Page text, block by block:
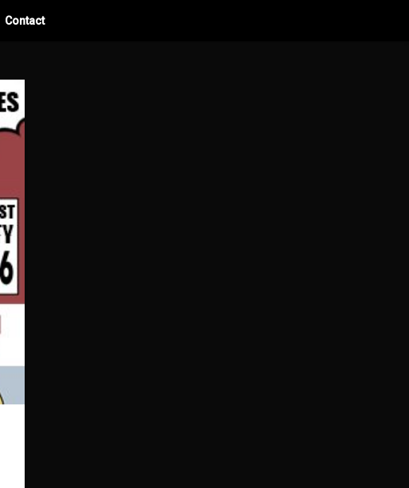
Contact